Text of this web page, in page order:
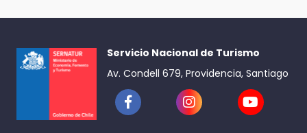
Servicio Nacional de Turismo
Av. Condell 679, Providencia, Santiago